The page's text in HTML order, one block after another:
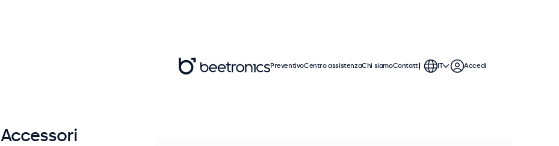
Accessori
PreventivoCentro assistenzaChi siamoContatti IT Accedi